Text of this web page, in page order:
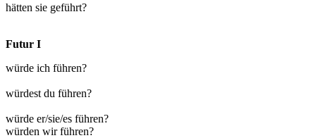
hätten sie geführt?
Futur I
würde ich führen?
würdest du führen?
würde er/sie/es führen?
würden wir führen?